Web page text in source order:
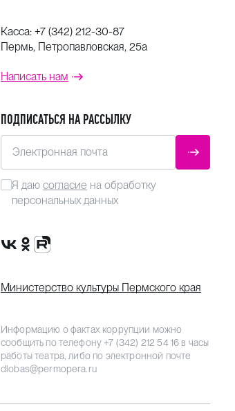
Касса: +7 (342) 212-30-87
Пермь, Петропавловская, 25а
Написать нам
ПОДПИСАТЬСЯ НА РАССЫЛКУ
Электронная почта
Я даю согласие на обработку
персональных данных
Министерство культуры Пермского края
Информацию о фактах коррупции можно
сообщить по телефону+7 (342) 212 54 16 в часы
работы театра, либо по электронной почте
dlobas@permopera.ru